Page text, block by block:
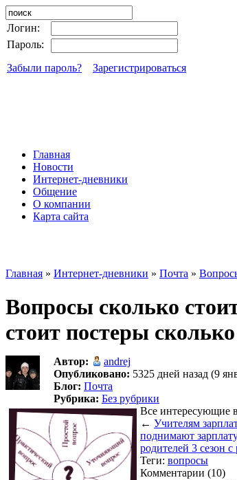
Логин:
Пароль:
Забыли пароль?
Зарегистрироваться
Главная
Новости
Интернет-дневники
Общение
О компании
Карта сайта
Главная » Интернет-дневники » Почта »
Вопросы сколько
стоит постеры
Автор:
andrej
Опубликовано: 5325 дней назад (9
Блог: Почта
Рубрика: Без рубрики
Все интересующие
← Учителям
поднимают
родителей 3 сезон
Теги: вопросы
Комментарии (10)